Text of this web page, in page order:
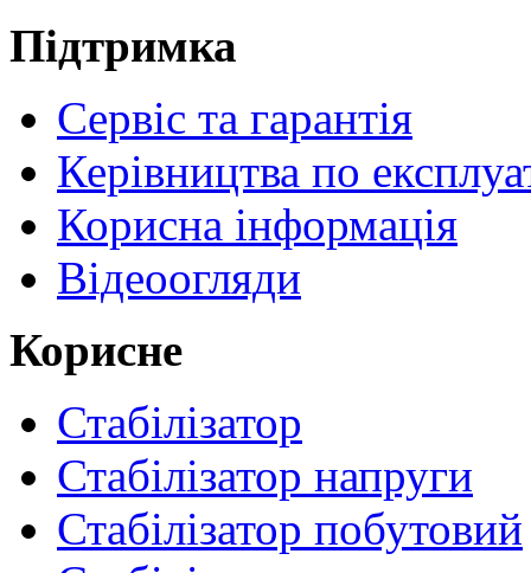
Підтримка
Сервіс та гарантія
Керівництва по
Корисна інформація
Відеоогляди
Корисне
Стабілізатор
Стабілізатор напруги
Стабілізатор побутовий